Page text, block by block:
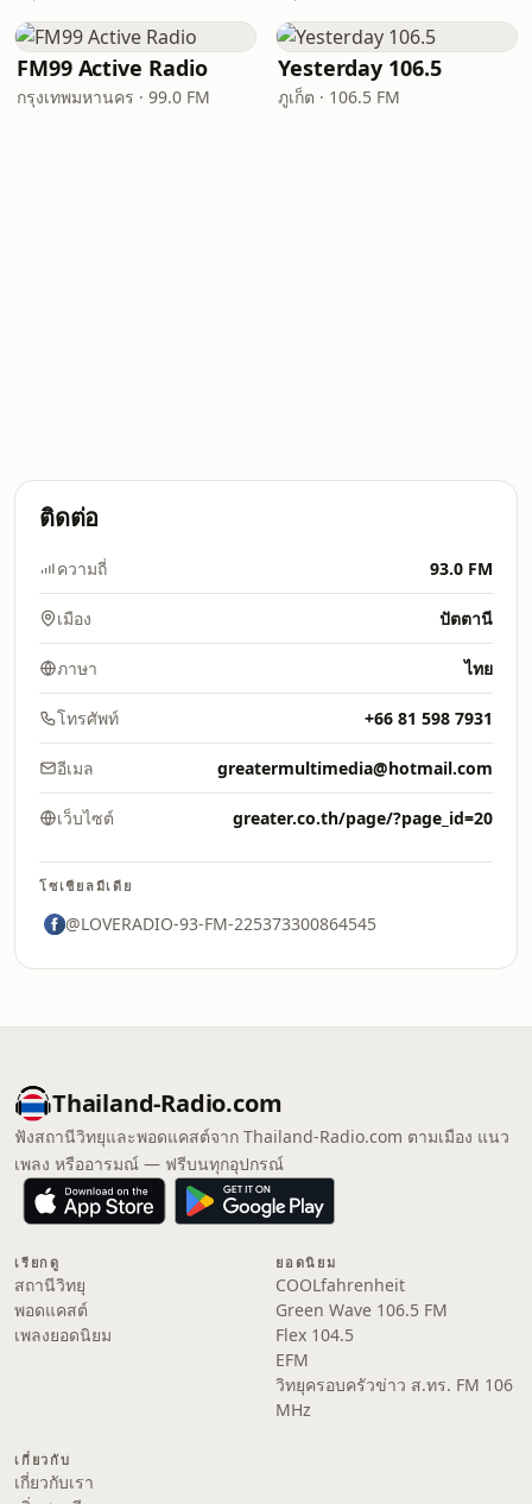
FM99 Active Radio
กรุงเทพมหานคร · 99.0 FM
Yesterday 106.5
ภูเก็ต · 106.5 FM
ติดต่อ
ความถี่ 93.0 FM
เมือง ปัตตานี
ภาษา ไทย
โทรศัพท์ +66 81 598 7931
อีเมล greatermultimedia@hotmail.com
เว็บไซต์ greater.co.th/page/?page_id=20
โซเชียลมีเดีย
@LOVERADIO-93-FM-225373300864545
Thailand-Radio.com
ฟังสถานีวิทยุและพอดแคสต์จาก Thailand-Radio.com ตามเมือง แนว
เพลง หรืออารมณ์ — ฟรีบนทุกอุปกรณ์
เรียกดู
สถานีวิทยุ
พอดแคสต์
เพลงยอดนิยม
ยอดนิยม
COOLfahrenheit
Green Wave 106.5 FM
Flex 104.5
EFM
วิทยุครอบครัวข่าว ส.ทร. FM 106
MHz
เกี่ยวกับ
เกี่ยวกับเรา